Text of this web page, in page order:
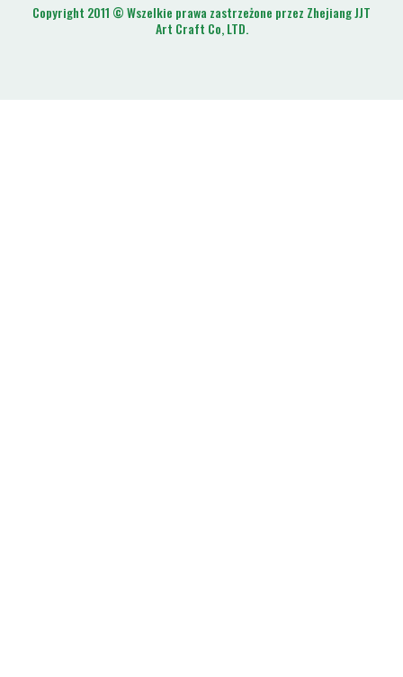
Copyright 2011 © Wszelkie prawa zastrzeżone przez Zhejiang JJT
Art Craft Co, LTD.